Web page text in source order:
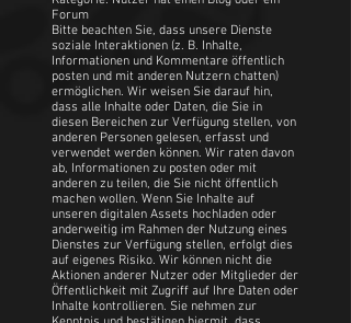
Forum
Bitte beachten Sie, dass unsere Dienste
soziale Interaktionen (z. B. Inhalte,
Informationen und Kommentare öffentlich
posten und mit anderen Nutzern chatten)
ermöglichen. Wir weisen Sie darauf hin,
dass alle Inhalte oder Daten, die Sie in
diesen Bereichen zur Verfügung stellen, von
anderen Personen gelesen, erfasst und
verwendet werden können. Wir raten davon
ab, Informationen zu posten oder mit
anderen zu teilen, die Sie nicht öffentlich
machen wollen. Wenn Sie Inhalte auf
unseren digitalen Assets hochladen oder
anderweitig im Rahmen der Nutzung eines
Dienstes zur Verfügung stellen, erfolgt dies
auf eigenes Risiko. Wir können nicht die
Aktionen anderer Nutzer oder Mitglieder der
Öffentlichkeit mit Zugriff auf Ihre Daten oder
Inhalte kontrollieren. Sie nehmen zur